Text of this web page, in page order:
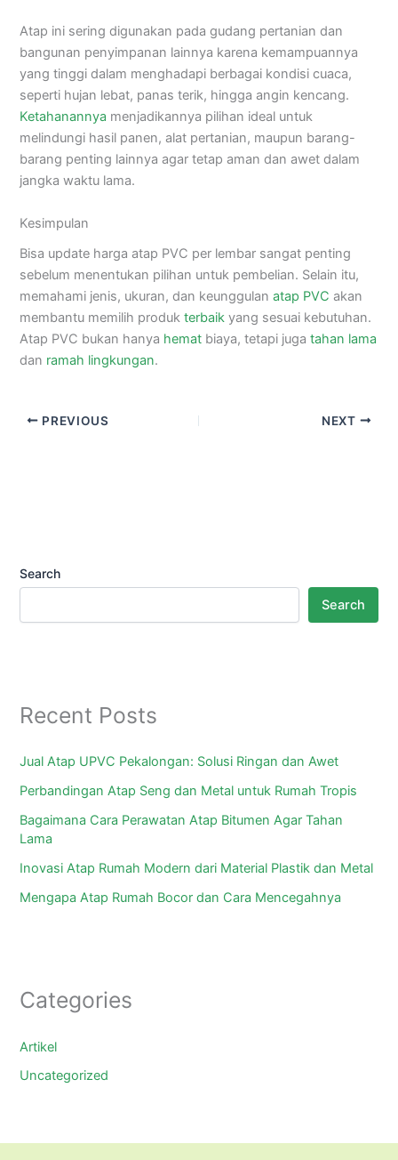
Atap ini sering digunakan pada gudang pertanian dan
bangunan penyimpanan lainnya karena kemampuannya
yang tinggi dalam menghadapi berbagai kondisi cuaca,
seperti hujan lebat, panas terik, hingga angin kencang.
Ketahanannya menjadikannya pilihan ideal untuk
melindungi hasil panen, alat pertanian, maupun barang-
barang penting lainnya agar tetap aman dan awet dalam
jangka waktu lama.
Kesimpulan
Bisa update harga atap PVC per lembar sangat penting
sebelum menentukan pilihan untuk pembelian. Selain itu,
memahami jenis, ukuran, dan keunggulanatap PVC akan
membantu memilih produkterbaik yang sesuai kebutuhan.
Atap PVC bukan hanya hemat biaya, tetapi jugatahan lama
dan ramah lingkungan.
PREVIOUS NEXT
Search
Search
Recent Posts
Jual Atap UPVC Pekalongan: Solusi Ringan dan Awet
Perbandingan Atap Seng dan Metal untuk Rumah Tropis
Bagaimana Cara Perawatan Atap Bitumen Agar Tahan
Lama
Inovasi Atap Rumah Modern dari Material Plastik dan Metal
Mengapa Atap Rumah Bocor dan Cara Mencegahnya
Categories
Artikel
Uncategorized